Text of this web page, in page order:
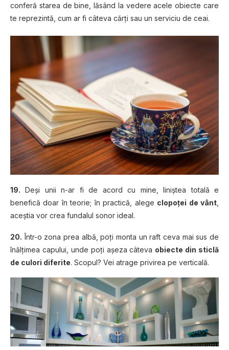
conferă starea de bine, lăsând la vedere acele obiecte care
te reprezintă, cum ar fi câteva cărţi sau un serviciu de ceai.
19. Deşi unii n-ar fi de acord cu mine, liniştea totală e
benefică doar în teorie; în practică, alege clopoţei de vânt
aceştia vor crea fundalul sonor ideal.
20. Într-o zona prea albă, poţi monta un raft ceva mai sus de
înălţimea capului, unde poţi aşeza câteva obiecte din sticlă
de culori diferite. Scopul? Vei atrage privirea pe verticală.